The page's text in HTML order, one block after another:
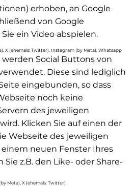
erhoben, an Google
von Google
ein Video abspielen.
X (ehemals: Twitter), Instagram (by Meta), Whatsapp
Social Buttons von
Diese sind lediglich
eingebunden, so dass
noch keine
des jeweiligen
Klicken Sie auf einen der
Webseite des jeweiligen
neuen Fenster Ihres
z.B. den Like- oder Share-
Meta), X (ehemals: Twitter)